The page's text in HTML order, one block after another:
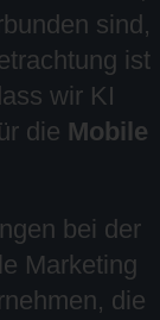
sind,
ist
wir KI
die Mobile
bei der
Marketing
die